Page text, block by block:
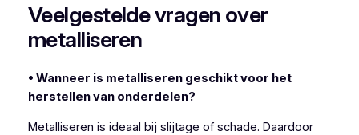
Veelgestelde vragen over
metalliseren
• Wanneer is metalliseren geschikt voor het
herstellen van onderdelen?
Metalliseren is ideaal bij slijtage of schade. Daardoor